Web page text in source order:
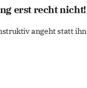
erst recht nicht!
angeht statt